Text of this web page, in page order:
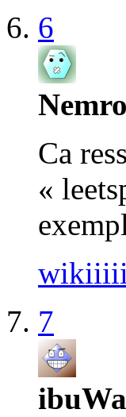
6
Ca
«
7